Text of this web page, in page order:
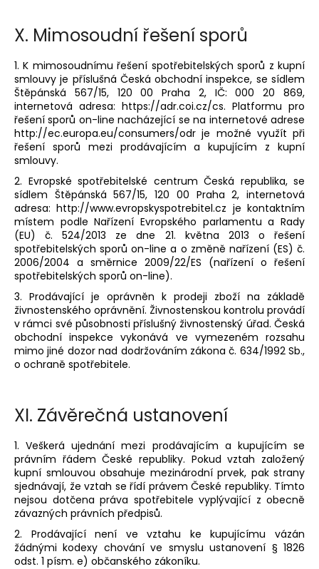
X. Mimosoudní řešení sporů
1. K mimosoudnímu řešení spotřebitelských sporů z kupní
smlouvy je příslušná Česká obchodní inspekce, se sídlem
Štěpánská 567/15, 120 00 Praha 2, IČ: 000 20 869,
internetová adresa: https://adr.coi.cz/cs. Platformu pro
řešení sporů on-line nacházející se na internetové adrese
http://ec.europa.eu/consumers/odr je možné využít při
řešení sporů mezi prodávajícím a kupujícím z kupní
smlouvy.
2. Evropské spotřebitelské centrum Česká republika, se
sídlem Štěpánská 567/15, 120 00 Praha 2, internetová
adresa: http://www.evropskyspotrebitel.cz je kontaktním
místem podle Nařízení Evropského parlamentu a Rady
(EU) č. 524/2013 ze dne 21. května 2013 o řešení
spotřebitelských sporů on-line a o změně nařízení (ES) č.
2006/2004 a směrnice 2009/22/ES (nařízení o řešení
spotřebitelských sporů on-line).
3. Prodávající je oprávněn k prodeji zboží na základě
živnostenského oprávnění. Živnostenskou kontrolu provádí
v rámci své působnosti příslušný živnostenský úřad. Česká
obchodní inspekce vykonává ve vymezeném rozsahu
mimo jiné dozor nad dodržováním zákona č. 634/1992 Sb.,
o ochraně spotřebitele.
XI. Závěrečná ustanovení
1. Veškerá ujednání mezi prodávajícím a kupujícím se
právním řádem České republiky. Pokud vztah založený
kupní smlouvou obsahuje mezinárodní prvek, pak strany
sjednávají, že vztah se řídí právem České republiky. Tímto
nejsou dotčena práva spotřebitele vyplývající z obecně
závazných právních předpisů.
2. Prodávající není ve vztahu ke kupujícímu vázán
žádnými kodexy chování ve smyslu ustanovení § 1826
odst. 1 písm. e) občanského zákoníku.